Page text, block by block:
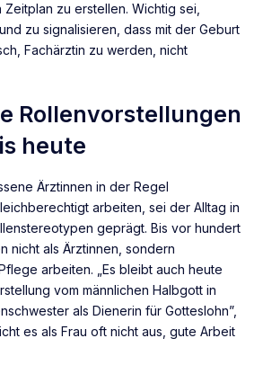
zu erstellen. Wichtig sei,
zu signalisieren, dass mit der Geburt
Fachärztin zu werden, nicht
Rollenvorstellungen
heute
Ärztinnen in der Regel
arbeiten, sei der Alltag in
geprägt. Bis vor hundert
nicht als Ärztinnen, sondern
arbeiten. „Es bleibt auch heute
vom männlichen Halbgott in
als Dienerin für Gotteslohn”,
es als Frau oft nicht aus, gute Arbeit